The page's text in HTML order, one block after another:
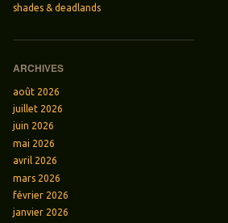
shades & deadlands
ARCHIVES
août 2026
juillet 2026
juin 2026
mai 2026
avril 2026
mars 2026
février 2026
janvier 2026